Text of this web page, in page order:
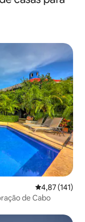
4,87 de uma
4,87 (141)
de Cabo